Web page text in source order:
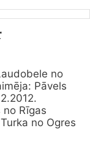
no
Pāvels
Rīgas
no Ogres